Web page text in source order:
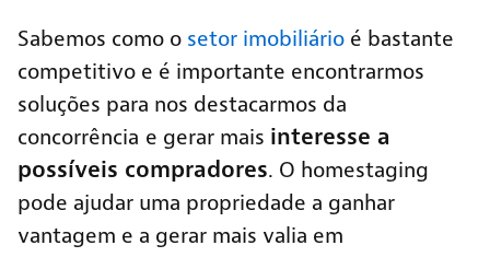
Sabemos como o setor imobiliário é bastante
competitivo e é importante encontrarmos
soluções para nos destacarmos da
concorrência e gerar mais interesse a
possíveis compradores. O homestaging
pode ajudar uma propriedade a ganhar
vantagem e a gerar mais valia em